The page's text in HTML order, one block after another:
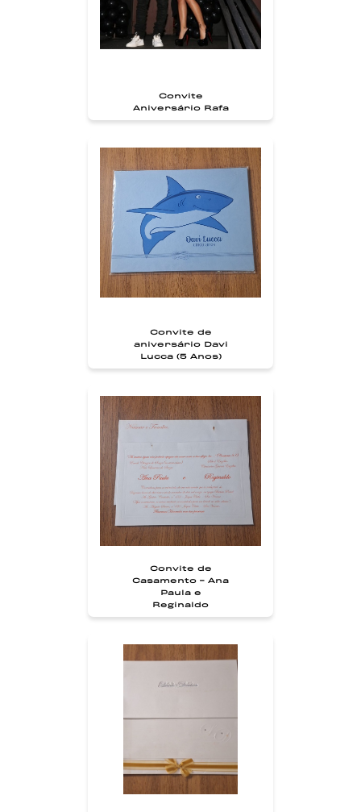
Convite
Aniversário Rafa
Convite de
aniversário Davi
Lucca (5 Anos)
Convite de
Casamento - Ana
Paula e
Reginaldo